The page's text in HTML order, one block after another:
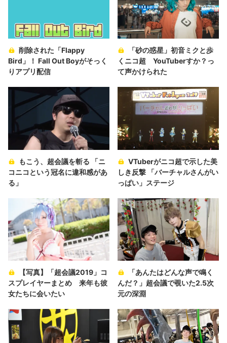
削除された「Flappy
Bird」！ Fall Out Boyがそっく
りアプリ配信
「砂の惑星」初音ミクと歩
くニコ超 YouTuberすか？っ
て声かけられた
もこう、超会議を斬る 「ニ
コニコという冠名に違和感があ
る」
VTuberがニコ超で示した美
しき反撃 「バーチャルさんがい
っぱい」ステージ
【写真】「超会議2019」コ
スプレイヤーまとめ 来年も彼
女たちに会いたい
「あんたはどんな声で鳴く
んだ？」超会議で覗いた2.5次
元の深淵